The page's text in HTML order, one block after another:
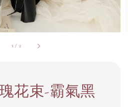
1 / 2
花束-霸氣黑